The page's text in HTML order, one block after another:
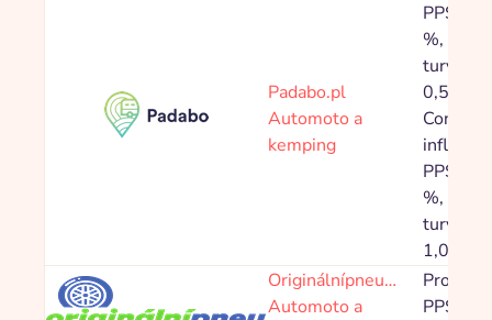
Padabo.pl
Automoto a
kemping
PPS
%,
0,50 %
Content
PPS
%,
1,00 %
Originálnípneu…
Automoto a
Provize
PPS